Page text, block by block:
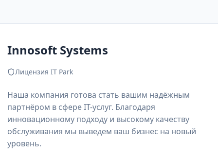
Innosoft Systems
Лицензия IT Park
Наша компания готова стать вашим надёжным
партнёром в сфере IT-услуг. Благодаря
инновационному подходу и высокому качеству
обслуживания мы выведем ваш бизнес на новый
уровень.